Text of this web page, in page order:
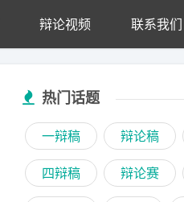
辩论视频 联系我们
热门话题
一辩稿 辩论稿
四辩稿 辩论赛